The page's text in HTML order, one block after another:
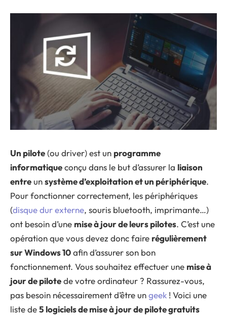
Un pilote(ou driver) est un programme
informatiqueconçu dans le but d’assurer la liaison
entre unsystème d’exploitation et un périphérique.
Pour fonctionner correctement, les périphériques
(disque dur externe, souris bluetooth, imprimante…)
ont besoin d’une mise à jour de leurs pilotes. C’est une
opération que vous devez donc faire régulièrement
sur Windows 10afin d’assurer son bon
fonctionnement. Vous souhaitez effectuer une mise à
jour de pilotede votre ordinateur ? Rassurez-vous,
pas besoin nécessairement d’être ungeek ! Voici une
liste de5 logiciels de mise à jour de pilote gratuits